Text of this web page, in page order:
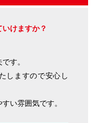
けますか？
す。
しますので安心し
い雰囲気です。